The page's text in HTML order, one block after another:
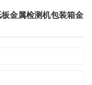
金属检测机包装箱金